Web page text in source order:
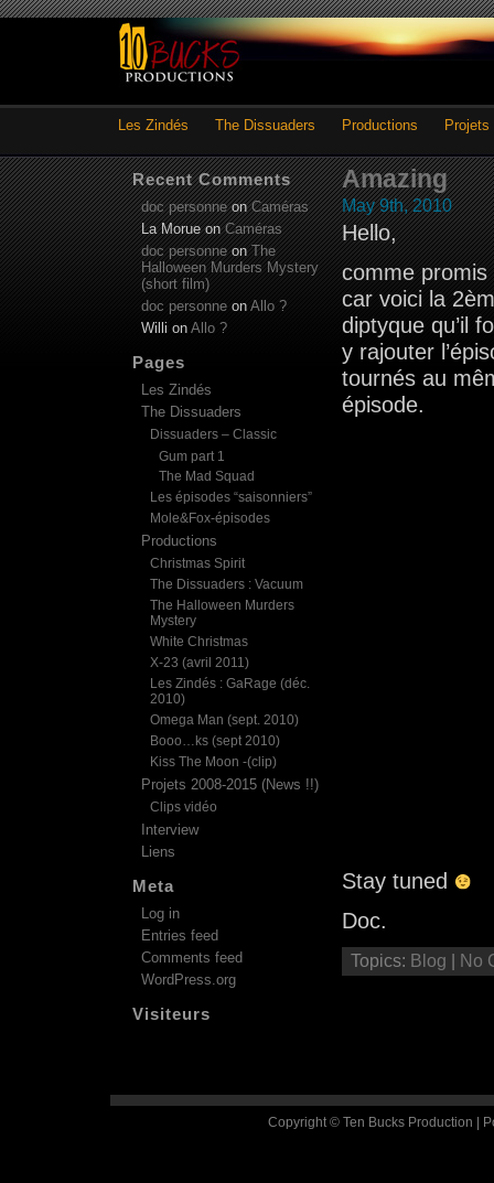
Les Zindés The Dissuaders Productions Projets
Amazing
May 9th, 2010
Hello,
comme
car voici la
diptyque qu’il
y rajouter
tournés au
épisode.
Stay tuned
Doc.
Topics: Blog No
Recent Comments
doc personneonCaméras
La MorueonCaméras
doc personneonThe
Halloween Murders Mystery
(short film)
doc personne on Allo ?
Willi on Allo ?
Pages
Les Zindés
The Dissuaders
Dissuaders – Classic
Gum part 1
The Mad Squad
Les épisodes “saisonniers”
Mole&Fox-épisodes
Productions
Christmas Spirit
The Dissuaders : Vacuum
The Halloween Murders
Mystery
White Christmas
X-23 (avril 2011)
Les Zindés : GaRage (déc.
2010)
Omega Man (sept. 2010)
Booo…ks (sept 2010)
Kiss The Moon -(clip)
Projets 2008-2015 (News !!)
Clips vidéo
Interview
Liens
Meta
Log in
Entries feed
Comments feed
WordPress.org
Visiteurs
Copyright © Ten Bucks Production |